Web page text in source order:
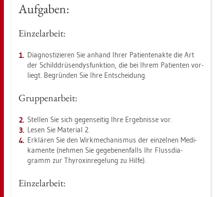
Auf­ga­ben:
Ein­zel­ar­beit:
Dia­gnos­ti­zie­ren Sie an­hand Ihrer Pa­ti­en­ten­ak­te die Art
der Schild­drü­sen­dys­funk­ti­on, die bei Ihrem Pa­ti­en­ten vor­
liegt. Be­grün­den Sie Ihre Ent­schei­dung.
Grup­pen­ar­beit:
Stel­len Sie sich ge­gen­sei­tig Ihre Er­geb­nis­se vor.
Lesen Sie Ma­te­ri­al 2.
Er­klä­ren Sie den Wirk­me­cha­nis­mus der ein­zel­nen Me­di­
ka­men­te (neh­men Sie ge­ge­be­nen­falls Ihr Fluss­dia­
gramm zur Thy­ro­xin­re­ge­lung zu Hilfe).
Ein­zel­ar­beit: